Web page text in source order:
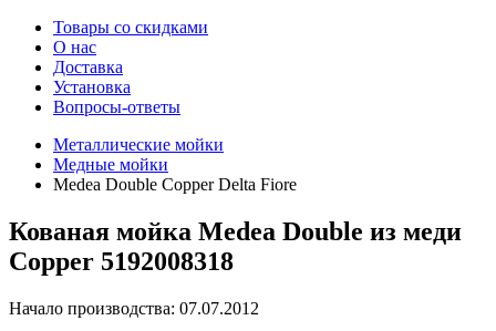
Товары со скидками
О нас
Доставка
Установка
Вопросы-ответы
Металлические мойки
Медные мойки
Medea Double Copper Delta Fiore
Кованая мойка Medea Double из меди
Copper 5192008318
Начало производства: 07.07.2012